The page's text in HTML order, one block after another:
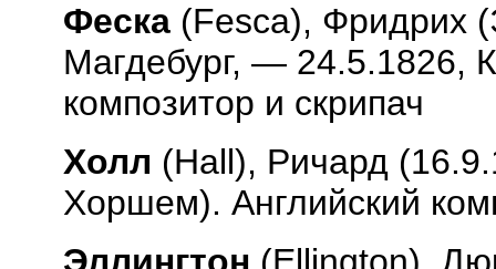
Феска (Fesca), Фридрих
Магдебург, — 24.5.1826,
композитор и скрипач
Холл (Hall), Ричард
Хоршем). Английский